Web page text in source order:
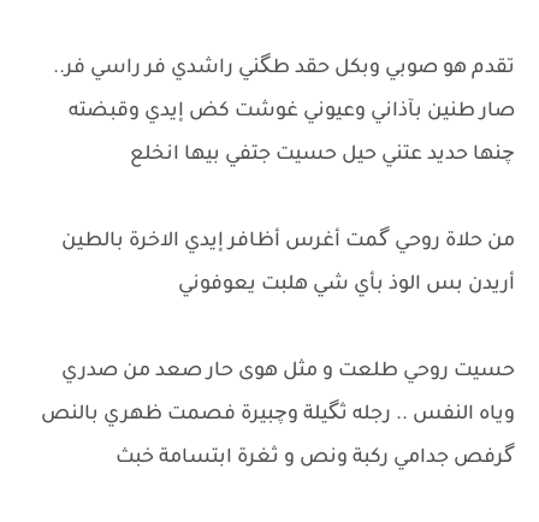
​تقدم هو صوبي وبكل حقد طگني راشدي فر راسي فر..
صار طنين بآذاني وعيوني غوشت كض إيدي وقبضته
چنها حديد عتني حيل حسيت جتفي بيها انخلع
من حلاة روحي گمت أغرس أظافر إيدي الاخرة بالطين
أريدن بس الوذ بأي شي هلبت يعوفوني
حسيت روحي طلعت و مثل هوى حار صعد من صدري
وياه النفس .. رجله ثگيلة وچبيرة فصمت ظهري بالنص
​گرفص جدامي ركبة ونص و ثغرة ابتسامة خبث